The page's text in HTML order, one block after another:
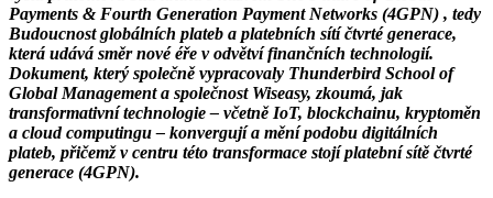
Payments & Fourth Generation Payment Networks (4GPN) , tedy
Budoucnost globálních plateb a platebních sítí čtvrté generace,
která udává směr nové éře v odvětví finančních technologií.
Dokument, který společně vypracovaly Thunderbird School of
Global Management a společnost Wiseasy, zkoumá, jak
transformativní technologie – včetně IoT, blockchainu, kryptoměn
a cloud computingu – konvergují a mění podobu digitálních
plateb, přičemž v centru této transformace stojí platební sítě čtvrté
generace (4GPN).